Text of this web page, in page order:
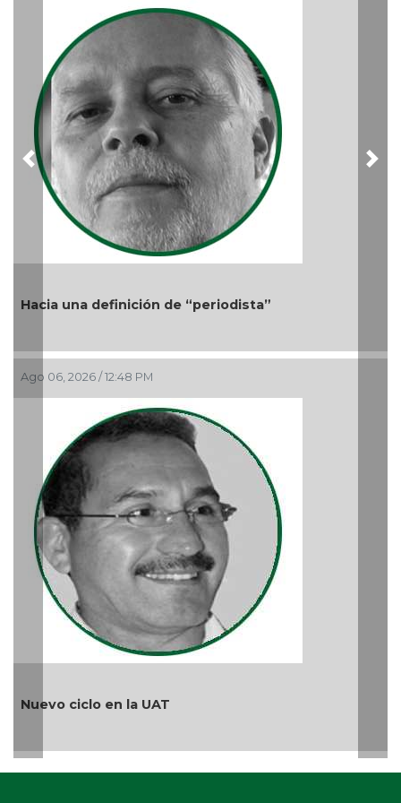
una definición de “periodista”
06, 2026 / 12:48 PM
ciclo en la UAT